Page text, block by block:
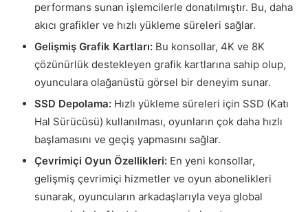
performans sunan işlemcilerle donatılmıştır. Bu, daha
akıcı grafikler ve hızlı yükleme süreleri sağlar.
Gelişmiş Grafik Kartları: Bu konsollar, 4K ve 8K
çözünürlük destekleyen grafik kartlarına sahip olup,
oyunculara olağanüstü görsel bir deneyim sunar.
SSD Depolama: Hızlı yükleme süreleri için SSD (Katı
Hal Sürücüsü) kullanılması, oyunların çok daha hızlı
başlamasını ve geçiş yapmasını sağlar.
Çevrimiçi Oyun Özellikleri: En yeni konsollar,
gelişmiş çevrimiçi hizmetler ve oyun abonelikleri
sunarak, oyuncuların arkadaşlarıyla veya global